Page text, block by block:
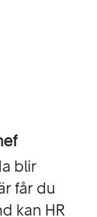
blir
får du
kan HR